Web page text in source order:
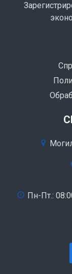
Пн-Пт.: